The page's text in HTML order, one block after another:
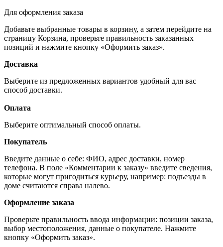
Для оформления заказа
Добавьте выбранные товары в корзину, а затем перейдите на
страницу Корзина, проверьте правильность заказанных
позиций и нажмите кнопку «Оформить заказ».
Доставка
Выберите из предложенных вариантов удобный для вас
способ доставки.
Оплата
Выберите оптимальный способ оплаты.
Покупатель
Введите данные о себе: ФИО, адрес доставки, номер
телефона. В поле «Комментарии к заказу» введите сведения,
которые могут пригодиться курьеру, например: подъезды в
доме считаются справа налево.
Оформление заказа
Проверьте правильность ввода информации: позиции заказа,
выбор местоположения, данные о покупателе. Нажмите
кнопку «Оформить заказ».